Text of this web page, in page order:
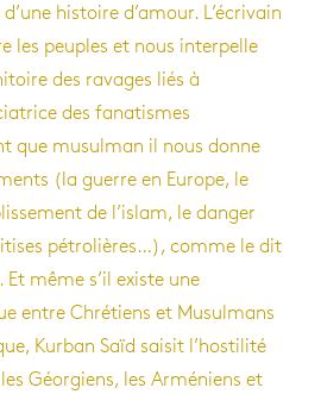
histoire d’amour. L’écrivain
les peuples et nous interpelle
des ravages liés à
des fanatismes
que musulman il nous donne
(la guerre en Europe, le
de l’islam, le danger
pétrolières…), comme le dit
même s’il existe une
entre Chrétiens et Musulmans
Kurban Saïd saisit l’hostilité
Géorgiens, les Arméniens et